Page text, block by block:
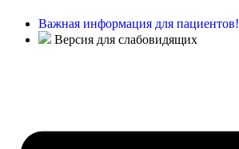
Важная информация для пациентов!
Версия для слабовидящих